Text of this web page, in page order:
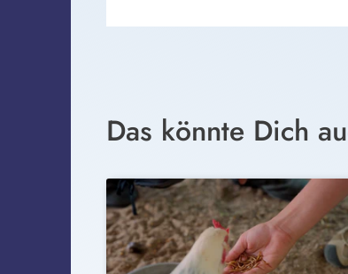
Das könnte Dich